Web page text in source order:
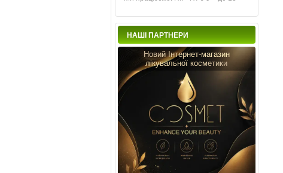
НАШІ ПАРТНЕРИ
Новий Інтернет-магазин
лікувальної косметики